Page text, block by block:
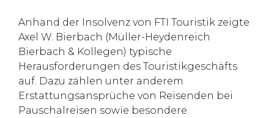
Anhand der Insolvenz von FTI Touristik zeigte
Axel W. Bierbach (Müller-Heydenreich
Bierbach & Kollegen) typische
Herausforderungen des Touristikgeschäfts
auf. Dazu zählen unter anderem
Erstattungsansprüche von Reisenden bei
Pauschalreisen sowie besondere